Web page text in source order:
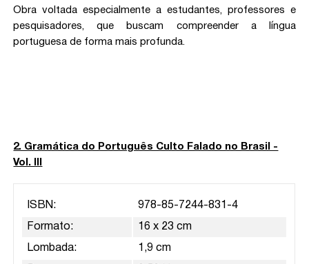
Obra voltada especialmente a estudantes, professores e
pesquisadores, que buscam compreender a língua
portuguesa de forma mais profunda.
2. Gramática do Português Culto Falado no Brasil -
Vol. III
ISBN: 978-85-7244-831-4
Formato: 16 x 23 cm
Lombada: 1,9 cm